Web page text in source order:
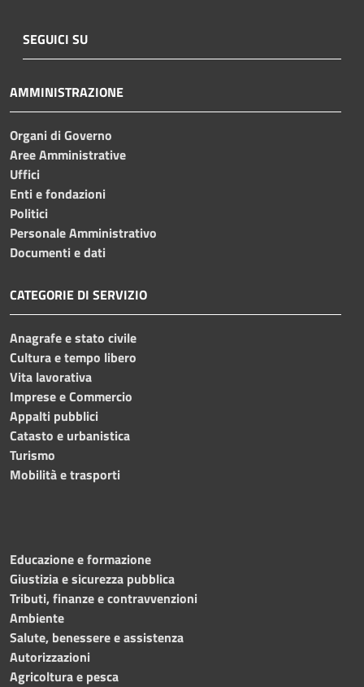
SEGUICI SU
AMMINISTRAZIONE
Organi di Governo
Aree Amministrative
Uffici
Enti e fondazioni
Politici
Personale Amministrativo
Documenti e dati
CATEGORIE DI SERVIZIO
Anagrafe e stato civile
Cultura e tempo libero
Vita lavorativa
Imprese e Commercio
Appalti pubblici
Catasto e urbanistica
Turismo
Mobilità e trasporti
Educazione e formazione
Giustizia e sicurezza pubblica
Tributi, finanze e contravvenzioni
Ambiente
Salute, benessere e assistenza
Autorizzazioni
Agricoltura e pesca